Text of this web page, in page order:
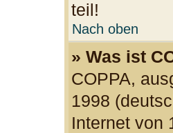
teil!
Nach oben
» Was ist
COPPA,
1998
Internet von